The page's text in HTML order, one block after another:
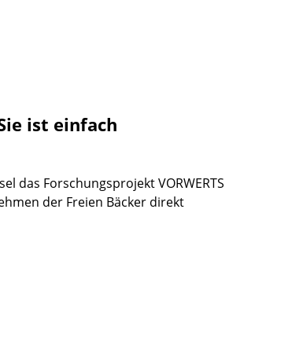
ist einfach
das Forschungsprojekt VORWERTS
der Freien Bäcker direkt